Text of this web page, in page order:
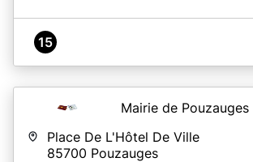
15
Mairie de Pouzauges
Place De L'Hôtel De Ville
85700 Pouzauges